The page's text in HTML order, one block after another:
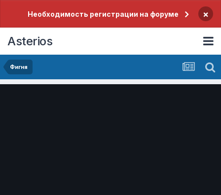
Необходимость регистрации на форуме ×
Asterios
Фигня